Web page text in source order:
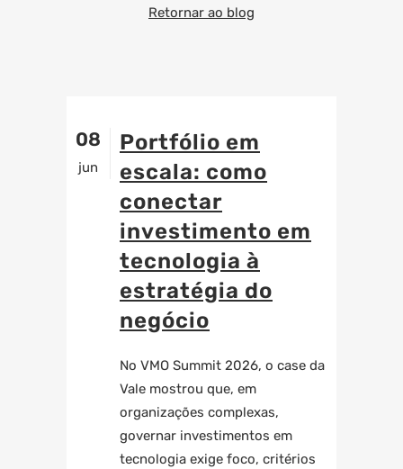
Retornar ao blog
08
jun
Portfólio em
escala: como
conectar
investimento em
tecnologia à
estratégia do
negócio
No VMO Summit 2026, o case da
Vale mostrou que, em
organizações complexas,
governar investimentos em
tecnologia exige foco, critérios